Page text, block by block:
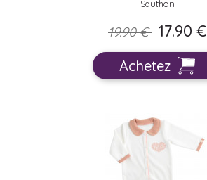
Sauthon
19.90 € 17.90 €
Achetez